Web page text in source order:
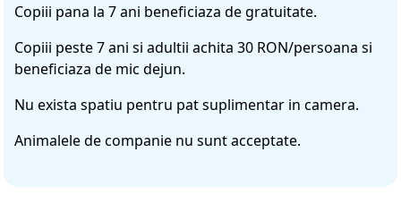
Copiii pana la 7 ani beneficiaza de gratuitate.
Copiii peste 7 ani si adultii achita 30 RON/persoana si
beneficiaza de mic dejun.
Nu exista spatiu pentru pat suplimentar in camera.
Animalele de companie nu sunt acceptate.